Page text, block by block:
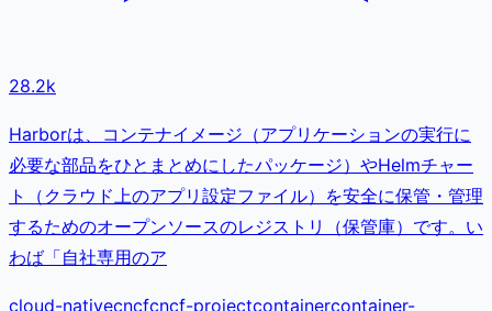
28.2k
Harborは、コンテナイメージ（アプリケーションの実行に
必要な部品をひとまとめにしたパッケージ）やHelmチャー
ト（クラウド上のアプリ設定ファイル）を安全に保管・管理
するためのオープンソースのレジストリ（保管庫）です。い
わば「自社専用のア
cloud-nativecncfcncf-projectcontainercontainer-